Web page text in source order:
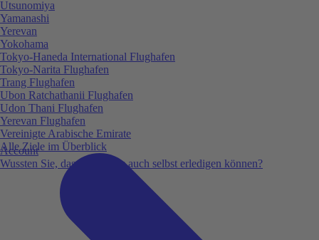
Account
Wussten Sie, dass Sie vieles auch selbst erledigen können?
Utsunomiya
Yamanashi
Yerevan
Yokohama
Tokyo-Haneda International Flughafen
Tokyo-Narita Flughafen
Trang Flughafen
Ubon Ratchathanii Flughafen
Udon Thani Flughafen
Yerevan Flughafen
Vereinigte Arabische Emirate
Alle Ziele im Überblick